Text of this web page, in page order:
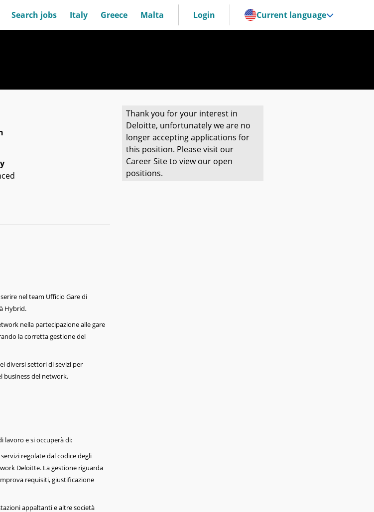
Search jobs Italy Greece Malta Login Current language
nel team Ufficio Gare di
Hybrid.
nella partecipazione alle gare
la corretta gestione del
diversi settori di sevizi per
business del network.
lavoro e si occuperà di:
regolate dal codice degli
Deloitte. La gestione riguarda
requisiti, giustificazione
appaltanti e altre società
Thank you for your interest in
Deloitte, unfortunately we are no
longer accepting applications for
this position. Please visit our
Career Site to view our open
positions.